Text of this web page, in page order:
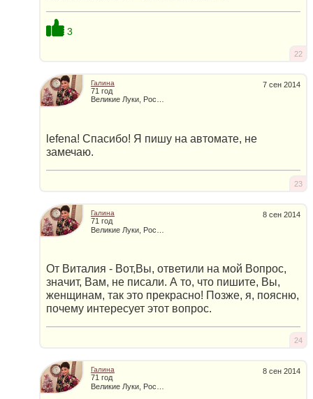
3
22
7 сен 2014
Галина
71 год
Великие Луки, Россия
lefena! Спасибо! Я пишу на автомате, не
замечаю.
23
8 сен 2014
Галина
71 год
От Виталия - Вот,Вы, ответили на мой Вопрос,
значит, Вам, не писали. А то, что пишите, Вы,
женщинам, так это прекрасно! Позже, я, поясню,
почему интересует этот вопрос.
24
8 сен 2014
Галина
71 год